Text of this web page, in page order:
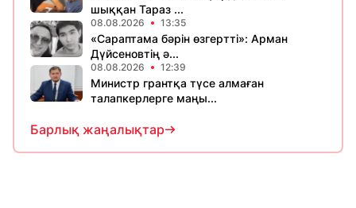
шыққан Тараз ...
08.08.2026 13:35
«Сараптама бәрін өзгертті»: Арман
Дүйсеновтің ә...
08.08.2026 12:39
Министр грантқа түсе алмаған
талапкерлерге маңы...
Барлық жаңалықтар